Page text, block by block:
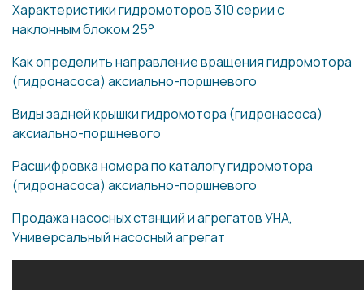
Характеристики гидромоторов 310 серии с
наклонным блоком 25°
Как определить направление вращения гидромотора
(гидронасоса) аксиально-поршневого
Виды задней крышки гидромотора (гидронасоса)
аксиально-поршневого
Расшифровка номера по каталогу гидромотора
(гидронасоса) аксиально-поршневого
Продажа насосных станций и агрегатов УНА,
Универсальный насосный агрегат